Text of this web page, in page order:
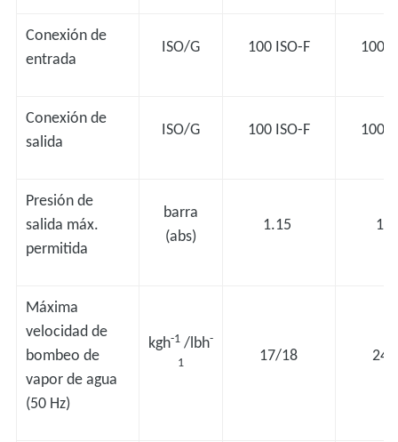
Conexión de
entrada
ISO/G 100 ISO-F 100
Conexión de
salida
ISO/G 100 ISO-F 100
Presión de
salida máx.
permitida
barra
(abs)
1.15
Máxima
velocidad de
bombeo de
vapor de agua
(50 Hz)
kgh-1/lbh-
1
17/18 24/